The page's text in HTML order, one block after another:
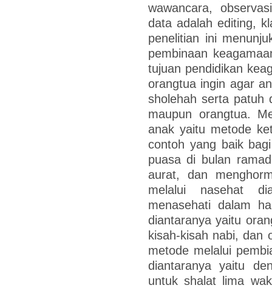
wawancara,
data adalah editing,
penelitian ini
pembinaan
tujuan pendidikan
orangtua ingin agar
sholehah serta patuh
maupun orangtua.
anak yaitu metode
contoh yang baik
puasa di bulan
aurat, dan
melalui nasehat
menasehati dalam
diantaranya yaitu
kisah-kisah nabi, dan
metode melalui
diantaranya yaitu
untuk shalat lima